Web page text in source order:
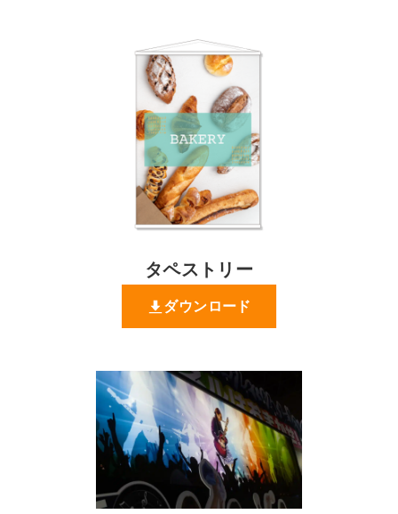
タペストリー
ダウンロード